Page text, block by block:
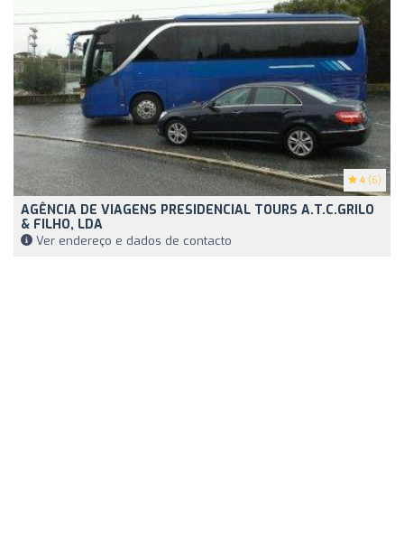
4 (6)
AGÊNCIA DE VIAGENS PRESIDENCIAL TOURS A.T.C.GRILO
& FILHO, LDA
Ver endereço e dados de contacto